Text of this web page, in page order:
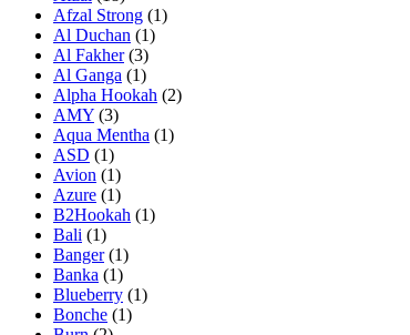
Afzal Strong (1)
Al Duchan (1)
Al Fakher(3)
Al Ganga (1)
Alpha Hookah (2)
AMY (3)
Aqua Mentha (1)
ASD (1)
Avion (1)
Azure (1)
B2Hookah (1)
Bali (1)
Banger(1)
Banka (1)
Blueberry (1)
Bonche (1)